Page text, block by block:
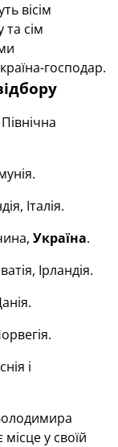
вісім
та сім
господар.
Італія.
Україна.
Ірландія.
і
у своїй